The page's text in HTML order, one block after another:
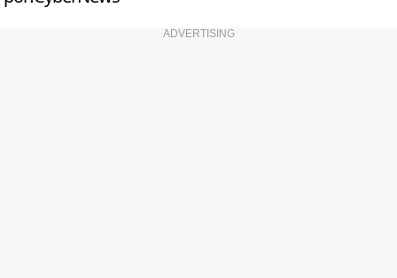
ADVERTISING